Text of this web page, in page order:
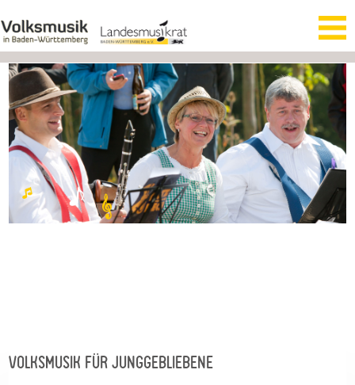
VOLKSMUSIK FÜR JUNGGEBLIEBENE